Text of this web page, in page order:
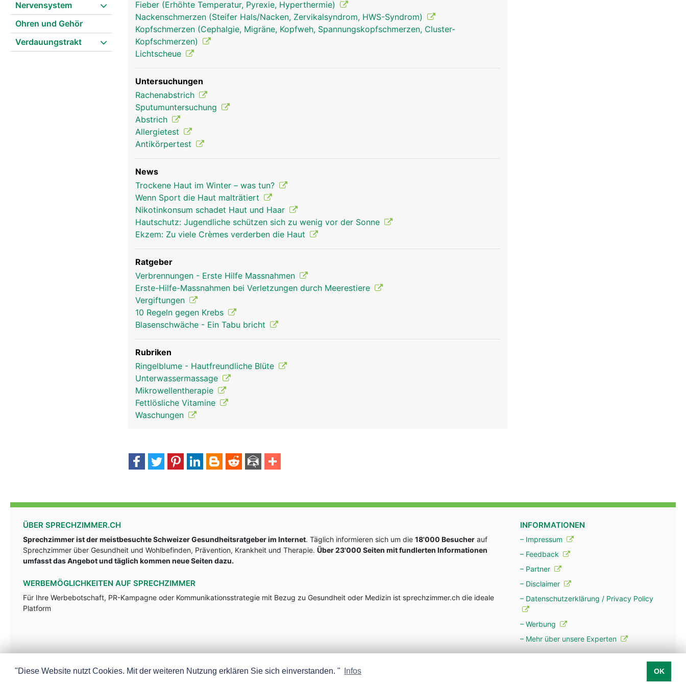
Nervensystem
Ohren und Gehör
Verdauungstrakt
Strukturen (Muskeln, Sehnen, Knorpel, Knochen) verbinden.
Haut Frau Haut Mann
Fieber (Erhöhte Temperatur, Pyrexie, Hyperthermie)
Nackenschmerzen (Steifer Hals/Nacken, Zervikalsyndrom, HWS-Syndrom)
Kopfschmerzen (Cephalgie, Migräne, Kopfweh, Spannungskopfschmerzen, Cluster-
Kopfschmerzen)
Lichtscheue
Untersuchungen
Rachenabstrich
Sputumuntersuchung
Abstrich
Allergietest
Antikörpertest
News
Trockene Haut im Winter – was tun?
Wenn Sport die Haut malträtiert
Nikotinkonsum schadet Haut und Haar
Hautschutz: Jugendliche schützen sich zu wenig vor der Sonne
Ekzem: Zu viele Crèmes verderben die Haut
Ratgeber
Verbrennungen - Erste Hilfe Massnahmen
Erste-Hilfe-Massnahmen bei Verletzungen durch Meerestiere
Vergiftungen
10 Regeln gegen Krebs
Blasenschwäche - Ein Tabu bricht
Rubriken
Ringelblume - Hautfreundliche Blüte
Unterwassermassage
Mikrowellentherapie
Fettlösliche Vitamine
Waschungen
ÜBER SPRECHZIMMER.CH
Sprechzimmer ist der meistbesuchte Schweizer Gesundheitsratgeber im Internet. Täglich informieren sich um die 18'000 Besucher auf
Sprechzimmer über Gesundheit und Wohlbefinden, Prävention, Krankheit und Therapie. Über 23'000 Seiten mit fundlerten Informationen
umfasst das Angebot und täglich kommen neue Seiten dazu.
WERBEMÖGLICHKEITEN AUF SPRECHZIMMER
Für Ihre Werbebotschaft, PR-Kampagne oder Kommunikationsstrategie mit Bezug zu Gesundheit oder Medizin ist sprechzimmer.ch die ideale
Platform
INFORMATIONEN
– Impressum
– Feedback
– Partner
– Disclaimer
– Datenschutzerklärung / Privacy Policy
– Werbung
– Mehr über unsere Experten
"Diese Website nutzt Cookies. Mit der weiteren Nutzung erklären Sie sich einverstanden. " Infos OK